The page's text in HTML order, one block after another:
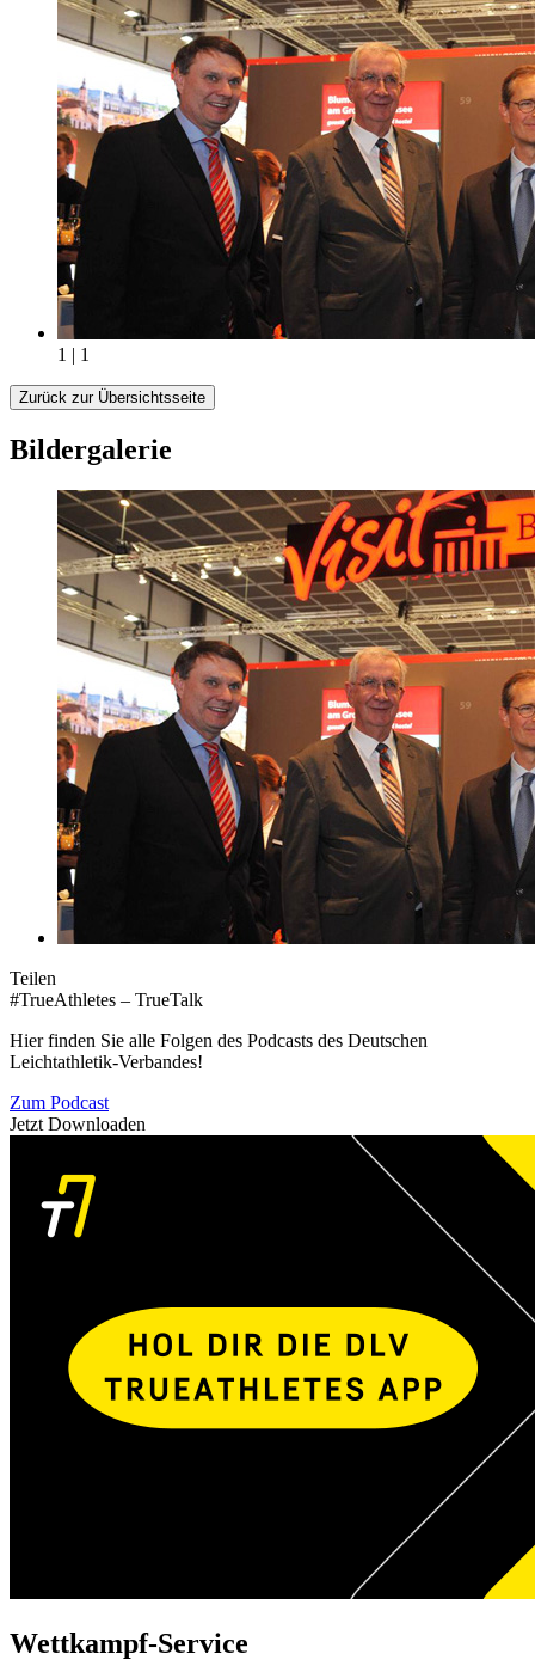
1 | 1
Zurück zur Übersichtsseite
Bildergalerie
Teilen
#TrueAthletes – TrueTalk
Hier finden Sie alle Folgen des Podcasts des Deutschen
Leichtathletik-Verbandes!
Zum Podcast
Jetzt Downloaden
Wettkampf-Service